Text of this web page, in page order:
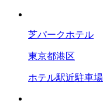
芝パークホテル
東京都港区
ホテル駅近駐車場